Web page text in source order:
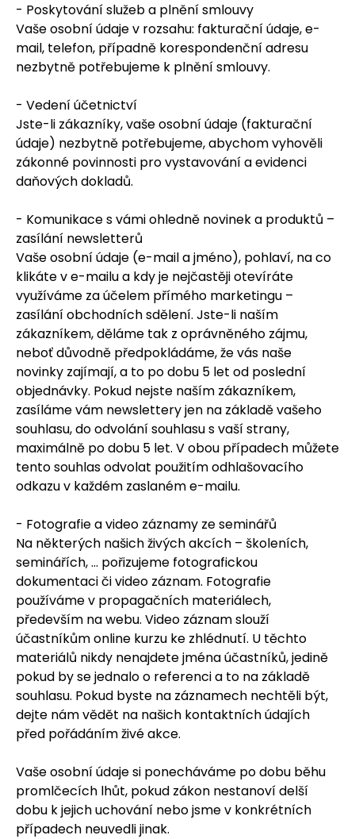
- Poskytování služeb a plnění smlouvy
Vaše osobní údaje v rozsahu: fakturační údaje, e-
mail, telefon, případně korespondenční adresu
nezbytně potřebujeme k plnění smlouvy.
- Vedení účetnictví
Jste-li zákazníky, vaše osobní údaje (fakturační
údaje) nezbytně potřebujeme, abychom vyhověli
zákonné povinnosti pro vystavování a evidenci
daňových dokladů.
- Komunikace s vámi ohledně novinek a produktů –
zasílání newsletterů
Vaše osobní údaje (e-mail a jméno), pohlaví, na co
klikáte v e-mailu a kdy je nejčastěji otevíráte
využíváme za účelem přímého marketingu –
zasílání obchodních sdělení. Jste-li naším
zákazníkem, děláme tak z oprávněného zájmu,
neboť důvodně předpokládáme, že vás naše
novinky zajímají, a to po dobu 5 let od poslední
objednávky. Pokud nejste naším zákazníkem,
zasíláme vám newslettery jen na základě vašeho
souhlasu, do odvolání souhlasu s vaší strany,
maximálně po dobu 5 let. V obou případech můžete
tento souhlas odvolat použitím odhlašovacího
odkazu v každém zaslaném e-mailu.
- Fotografie a video záznamy ze seminářů
Na některých našich živých akcích – školeních,
seminářích, … pořizujeme fotografickou
dokumentaci či video záznam. Fotografie
používáme v propagačních materiálech,
především na webu. Video záznam slouží
účastníkům online kurzu ke zhlédnutí. U těchto
materiálů nikdy nenajdete jména účastníků, jedině
pokud by se jednalo o referenci a to na základě
souhlasu. Pokud byste na záznamech nechtěli být,
dejte nám vědět na našich kontaktních údajích
před pořádáním živé akce.
​Vaše osobní údaje si ponecháváme po dobu běhu
promlčecích lhůt, pokud zákon nestanoví delší
dobu k jejich uchování nebo jsme v konkrétních
případech neuvedli jinak.